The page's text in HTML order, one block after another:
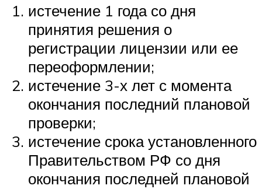
истечение 1 года со дня
принятия решения о
регистрации лицензии или ее
переоформлении;
истечение 3-х лет с момента
окончания последний плановой
проверки;
истечение срока установленного
Правительством РФ со дня
окончания последней плановой